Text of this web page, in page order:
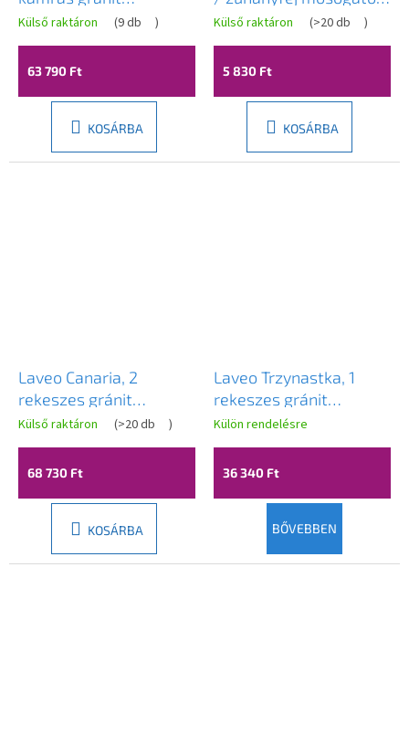
mosogató
1000x480x185 mm,
bézs, LAV-SBB_431T
Külső raktáron (9 db )
63 790 Ft
KOSÁRBA
csaptelephez, bézs
gránit, LAV-CTB_490D
Külső raktáron (>20 db )
5 830 Ft
KOSÁRBA
Laveo Canaria, 2
rekeszes gránit
mosogató
1160x500x207 mm,
fekete pettyes, LAV-
Külső raktáron (>20 db )
68 730 Ft
KOSÁRBA
Laveo Trzynastka, 1
rekeszes gránit
mosogató 570x495x185
mm, fekete, LAV-
SBP_713B
Külön rendelésre
36 340 Ft
BŐVEBBEN